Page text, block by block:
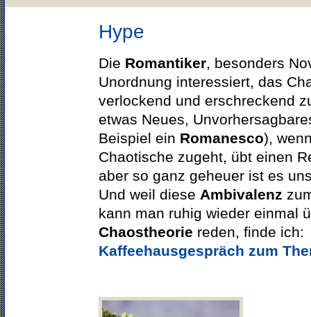
Hype
Die Romantiker, besonders
Unordnung interessiert, das
verlockend und erschreckend
etwas Neues,
Beispiel ein Romanesco),
Chaotische zugeht, übt einen
aber so ganz geheuer ist es
Und weil diese Ambivalenz
kann man ruhig wieder einmal
Chaostheorie reden, finde ich:
Kaffeehausgespräch zum